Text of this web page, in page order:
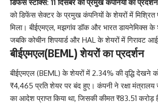
डिफेंस स्टॉक्स: 11 दिसंबर को प्रमुख कंपनियों का प्रदर्शन
को डिफेंस सेक्टर के प्रमुख कंपनियों के शेयरों में मिश्रित
मिला। बीईएमएल, मझगांव डॉक और भारत डायनेमिक्स के
जबकि कोचीन शिपयार्ड और HAL के शेयरों में गिरावट
बीईएमएल(BEML) शेयरों का प्रदर्शन
बीईएमएल (BEML) के शेयरों में 2.34% की वृद्धि देखने
₹4,465 प्रति शेयर पर बंद हुए। कंपनी ने रक्षा
का आदेश प्राप्त किया था, जिसकी कीमत ₹83.51